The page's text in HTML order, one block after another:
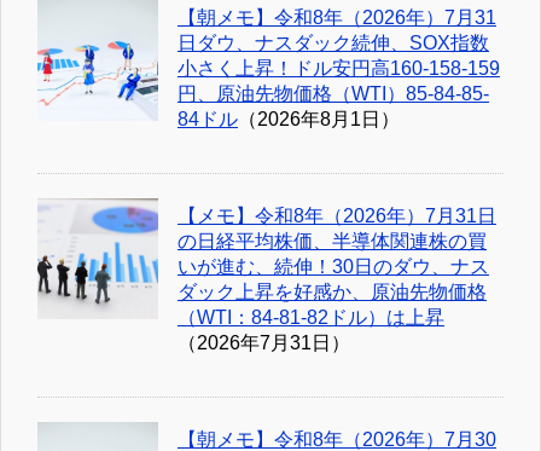
【朝メモ】令和8年（2026年）7月31
日ダウ、ナスダック続伸、SOX指数
小さく上昇！ドル安円高160-158-159
円、原油先物価格（WTI）85-84-85-
84ドル （2026年8月1日）
【メモ】令和8年（2026年）7月31日
の日経平均株価、半導体関連株の買
いが進む、続伸！30日のダウ、ナス
ダック上昇を好感か、原油先物価格
（WTI：84-81-82ドル）は上昇
（2026年7月31日）
【朝メモ】令和8年（2026年）7月30